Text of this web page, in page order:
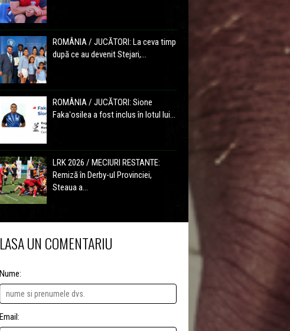
ROMÂNIA / JUCĂTORI: La ceva timp
după ce au devenit Stejari,...
ROMÂNIA / JUCĂTORI: Sione
Fakaʻosilea a fost inclus în lotul lui...
LRK 2026 / MECIURI RESTANTE:
Remiză în Derby-ul Provinciei,
Steaua a...
LASA UN COMENTARIU
Nume:
Email: